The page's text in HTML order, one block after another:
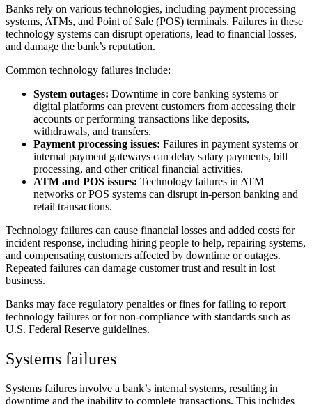
Banks rely on various technologies, including payment processing
systems, ATMs, and Point of Sale (POS) terminals. Failures in these
technology systems can disrupt operations, lead to financial losses,
and damage the bank’s reputation.
Common technology failures include:
System outages: Downtime in core banking systems or
digital platforms can prevent customers from accessing their
accounts or performing transactions like deposits,
withdrawals, and transfers.
Payment processing issues: Failures in payment systems or
internal payment gateways can delay salary payments, bill
processing, and other critical financial activities.
ATM and POS issues: Technology failures in ATM
networks or POS systems can disrupt in-person banking and
retail transactions.
Technology failures can cause financial losses and added costs for
incident response, including hiring people to help, repairing systems,
and compensating customers affected by downtime or outages.
Repeated failures can damage customer trust and result in lost
business.
Banks may face regulatory penalties or fines for failing to report
technology failures or for non-compliance with standards such as
U.S. Federal Reserve guidelines.
Systems failures
Systems failures involve a bank’s internal systems, resulting in
downtime and the inability to complete transactions. This includes